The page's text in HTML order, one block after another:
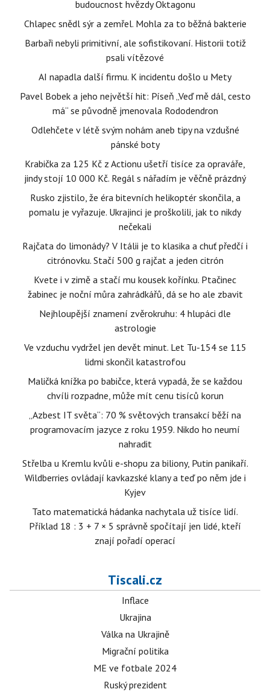
budoucnost hvězdy Oktagonu
Chlapec snědl sýr a zemřel. Mohla za to běžná bakterie
Barbaři nebyli primitivní, ale sofistikovaní. Historii totiž
psali vítězové
AI napadla další firmu. K incidentu došlo u Mety
Pavel Bobek a jeho největší hit: Píseň „Veď mě dál, cesto
má“ se původně jmenovala Rododendron
Odlehčete v létě svým nohám aneb tipy na vzdušné
pánské boty
Krabička za 125 Kč z Actionu ušetří tisíce za opraváře,
jindy stojí 10 000 Kč. Regál s nářadím je věčně prázdný
Rusko zjistilo, že éra bitevních helikoptér skončila, a
pomalu je vyřazuje. Ukrajinci je proškolili, jak to nikdy
nečekali
Rajčata do limonády? V Itálii je to klasika a chuť předčí i
citrónovku. Stačí 500 g rajčat a jeden citrón
Kvete i v zimě a stačí mu kousek kořínku. Ptačinec
žabinec je noční můra zahrádkářů, dá se ho ale zbavit
Nejhloupější znamení zvěrokruhu: 4 hlupáci dle
astrologie
Ve vzduchu vydržel jen devět minut. Let Tu-154 se 115
lidmi skončil katastrofou
Maličká knížka po babičce, která vypadá, že se každou
chvíli rozpadne, může mít cenu tisíců korun
„Azbest IT světa“: 70 % světových transakcí běží na
programovacím jazyce z roku 1959. Nikdo ho neumí
nahradit
Střelba u Kremlu kvůli e-shopu za biliony, Putin panikaří.
Wildberries ovládají kavkazské klany a teď po něm jde i
Kyjev
Tato matematická hádanka nachytala už tisíce lidí.
Příklad 18 : 3 + 7 × 5 správně spočítají jen lidé, kteří
znají pořadí operací
Tiscali.cz
Inflace
Ukrajina
Válka na Ukrajině
Migrační politika
ME ve fotbale 2024
Ruský prezident